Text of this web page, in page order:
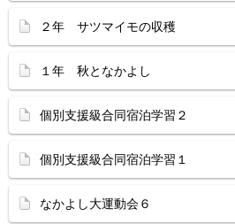
２年 サツマイモの収穫
１年 秋となかよし
個別支援級合同宿泊学習２
個別支援級合同宿泊学習１
なかよし大運動会６